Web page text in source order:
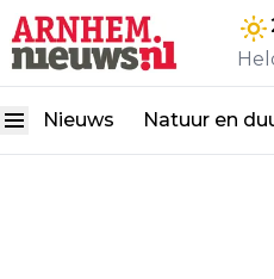
Nieuws Natuur en